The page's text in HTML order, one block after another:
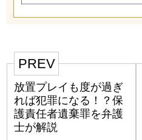
PREV
放置プレイも度が過ぎ
れば犯罪になる！？保
護責任者遺棄罪を弁護
士が解説